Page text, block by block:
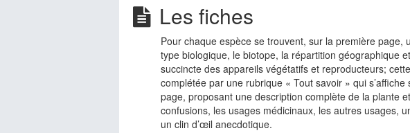
Les fiches
Pour chaque espèce se trouvent, sur la première page,
type biologique, le biotope, la répartition géographique
succincte des appareils végétatifs et reproducteurs;
complétée par une rubrique « Tout savoir » qui
page, proposant une description complète de la plante
confusions, les usages médicinaux, les autres usages,
un clin d’œil anecdotique.